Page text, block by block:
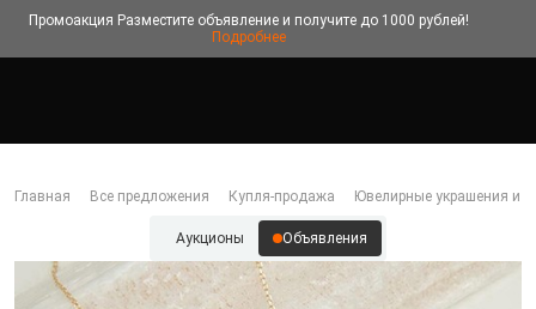
Промоакция Разместите объявление и получите до 1000 рублей!
Подробнее
Главная Все предложения Купля-продажа Ювелирные украшения и
Аукционы Объявления